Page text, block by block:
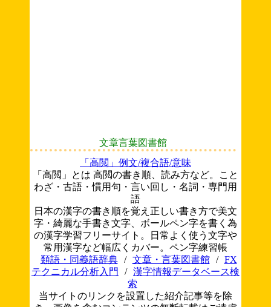
文章言葉図書館
「高閲」例文/複合語/意味
「高閲」とは 高閲の書き順、読み方など。こと
わざ・古語・慣用句・言い回し・名詞・専門用
語
日本の漢字の書き順を覚え正しい書き方で美文
字・綺麗な手書き文字、ボールペン字を書く為
の漢字学習フリーサイト。日常よく使う文字や
常用漢字など幅広くカバー。ペン字練習帳
類語・同義語辞典
/ 文章・言葉図書館 /
FX
テクニカル分析入門
/ 漢字情報データベース検
索
当サイトのリンクを設置した紹介記事等を除